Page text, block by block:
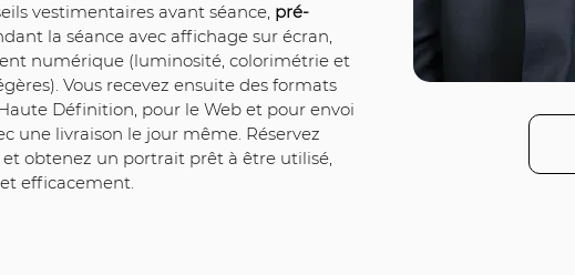
vestimentaires avant séance, pré-
la séance avec affichage sur écran,
numérique (luminosité, colorimétrie et
Vous recevez ensuite des formats
Définition, pour le Web et pour envoi
une livraison le jour même. Réservez
et obtenez un portrait prêt à être utilisé,
efficacement.